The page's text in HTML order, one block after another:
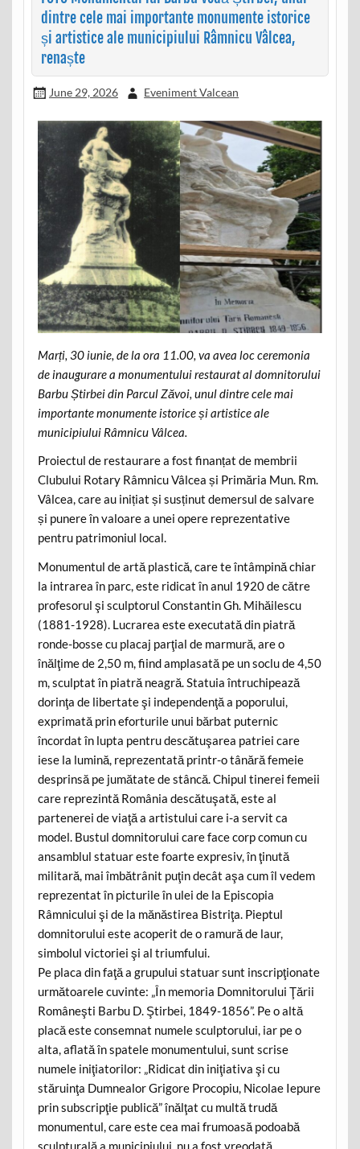
dintre cele mai importante monumente istorice
și artistice ale municipiului Râmnicu Vâlcea,
renaște
June 29, 2026 Eveniment Valcean
Marți, 30 iunie, de la ora 11.00, va avea loc ceremonia
de inaugurare a monumentului restaurat al domnitorului
Barbu Știrbei din Parcul Zăvoi, unul dintre cele mai
importante monumente istorice și artistice ale
municipiului Râmnicu Vâlcea.
Proiectul de restaurare a fost finanțat de membrii
Clubului Rotary Râmnicu Vâlcea și Primăria Mun. Rm.
Vâlcea, care au inițiat și susținut demersul de salvare
și punere în valoare a unei opere reprezentative
pentru patrimoniul local.
Monumentul de artă plastică, care te întâmpină chiar
la intrarea în parc, este ridicat în anul 1920 de către
profesorul şi sculptorul Constantin Gh. Mihăilescu
(1881-1928). Lucrarea este executată din piatră
ronde-bosse cu placaj parţial de marmură, are o
înălţime de 2,50 m, fiind amplasată pe un soclu de 4,50
m, sculptat în piatră neagră. Statuia întruchipează
dorinţa de libertate şi independenţă a poporului,
exprimată prin eforturile unui bărbat puternic
încordat în lupta pentru descătuşarea patriei care
iese la lumină, reprezentată printr-o tânără femeie
desprinsă pe jumătate de stâncă. Chipul tinerei femeii
care reprezintă România descătuşată, este al
partenerei de viaţă a artistului care i-a servit ca
model. Bustul domnitorului care face corp comun cu
ansamblul statuar este foarte expresiv, în ţinută
militară, mai îmbătrânit puţin decât aşa cum îl vedem
reprezentat în picturile în ulei de la Episcopia
Râmnicului şi de la mănăstirea Bistriţa. Pieptul
domnitorului este acoperit de o ramură de laur,
simbolul victoriei şi al triumfului.
Pe placa din faţă a grupului statuar sunt inscripţionate
următoarele cuvinte: „În memoria Domnitorului Ţării
Româneşti Barbu D. Ştirbei, 1849-1856”. Pe o altă
placă este consemnat numele sculptorului, iar pe o
alta, aflată în spatele monumentului, sunt scrise
numele iniţiatorilor: „Ridicat din iniţiativa şi cu
stăruinţa Dumnealor Grigore Procopiu, Nicolae Iepure
prin subscripţie publică” înălţat cu multă trudă
monumentul, care este cea mai frumoasă podoabă
sculpturală a municipiului, nu a fost vreodată